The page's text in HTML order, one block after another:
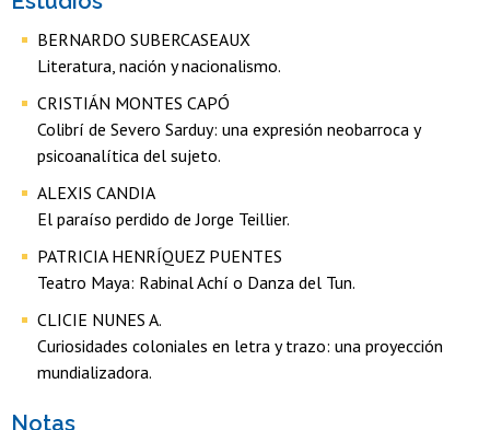
BERNARDO SUBERCASEAUX
Literatura, nación y nacionalismo.
CRISTIÁN MONTES CAPÓ
Colibrí de Severo Sarduy: una expresión neobarroca y
psicoanalítica del sujeto.
ALEXIS CANDIA
El paraíso perdido de Jorge Teillier.
PATRICIA HENRÍQUEZ PUENTES
Teatro Maya: Rabinal Achí o Danza del Tun.
CLICIE NUNES A.
Curiosidades coloniales en letra y trazo: una proyección
mundializadora.
Notas